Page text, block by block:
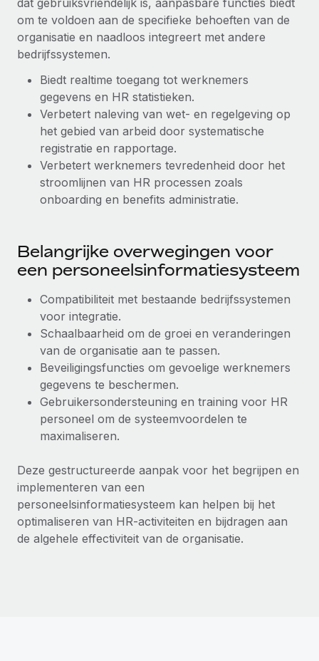
beheren
Productupdates van Remote: Gusto- en Xero-
integraties en Contractor Management Plus
Het blijft de missie van Remote om alle soorten bedrijven
te helpen bij het aannemen, beheren en...
Meer informatie
Hoe Phiture 55 werknemers in 19 landen
beheert met Remote
Phiture, een toonaangevende leider in de wereldwijde
mobiele groeiadviessector, zet zich sinds 2016...
dat gebruiksvriendelijk is, aanpasbare functies biedt
om te voldoen aan de specifieke behoeften van de
organisatie en naadloos integreert met andere
bedrijfssystemen.
Biedt realtime toegang tot werknemers
gegevens en HR statistieken.
Verbetert naleving van wet- en regelgeving op
het gebied van arbeid door systematische
registratie en rapportage.
Verbetert werknemers tevredenheid door het
stroomlijnen van HR processen zoals
onboarding en benefits administratie.
Belangrijke overwegingen voor
een personeelsinformatiesysteem
Compatibiliteit met bestaande bedrijfssystemen
voor integratie.
Schaalbaarheid om de groei en veranderingen
van de organisatie aan te passen.
Beveiligingsfuncties om gevoelige werknemers
gegevens te beschermen.
Gebruikersondersteuning en training voor HR
personeel om de systeemvoordelen te
maximaliseren.
Deze gestructureerde aanpak voor het begrijpen en
implementeren van een
personeelsinformatiesysteem kan helpen bij het
optimaliseren van HR-activiteiten en bijdragen aan
de algehele effectiviteit van de organisatie.